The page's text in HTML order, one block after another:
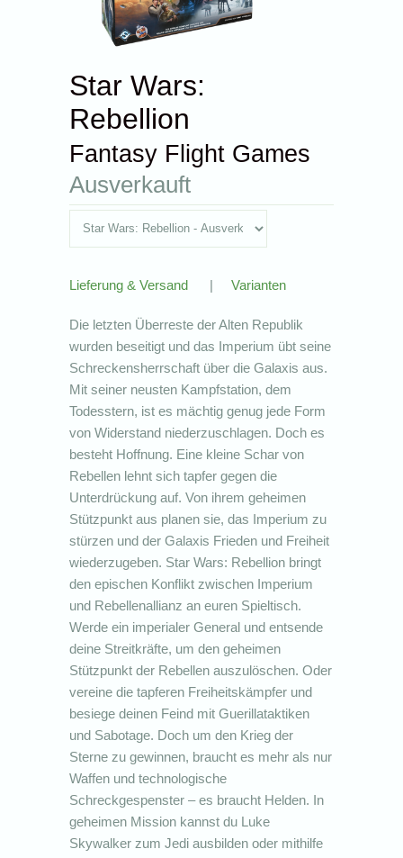
Star Wars:
Rebellion
Fantasy Flight Games
Ausverkauft
Lieferung & Versand | Varianten
Die letzten Überreste der Alten Republik
wurden beseitigt und das Imperium übt seine
Schreckensherrschaft über die Galaxis aus.
Mit seiner neusten Kampfstation, dem
Todesstern, ist es mächtig genug jede Form
von Widerstand niederzuschlagen. Doch es
besteht Hoffnung. Eine kleine Schar von
Rebellen lehnt sich tapfer gegen die
Unterdrückung auf. Von ihrem geheimen
Stützpunkt aus planen sie, das Imperium zu
stürzen und der Galaxis Frieden und Freiheit
wiederzugeben. Star Wars: Rebellion bringt
den epischen Konflikt zwischen Imperium
und Rebellenallianz an euren Spieltisch.
Werde ein imperialer General und entsende
deine Streitkräfte, um den geheimen
Stützpunkt der Rebellen auszulöschen. Oder
vereine die tapferen Freiheitskämpfer und
besiege deinen Feind mit Guerillataktiken
und Sabotage. Doch um den Krieg der
Sterne zu gewinnen, braucht es mehr als nur
Waffen und technologische
Schreckgespenster – es braucht Helden. In
geheimen Mission kannst du Luke
Skywalker zum Jedi ausbilden oder mithilfe